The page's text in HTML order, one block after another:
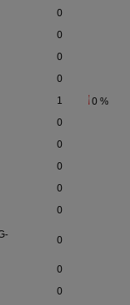
0
0
0
0
1 0 %
0
0
0
0
0
0
0
0